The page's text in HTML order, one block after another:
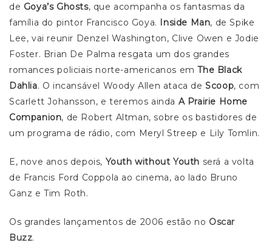
de Goya’s Ghosts, que acompanha os fantasmas da
família do pintor Francisco Goya. Inside Man, de Spike
Lee, vai reunir Denzel Washington, Clive Owen e Jodie
Foster. Brian De Palma resgata um dos grandes
romances policiais norte-americanos emThe Black
Dahlia. O incansável Woody Allen ataca deScoop, com
Scarlett Johansson, e teremos ainda A Prairie Home
Companion, de Robert Altman, sobre os bastidores de
um programa de rádio, com Meryl Streep e Lily Tomlin.
E, nove anos depois, Youth without Youth será a volta
de Francis Ford Coppola ao cinema, ao lado Bruno
Ganz e Tim Roth.
Os grandes lançamentos de 2006 estão no Oscar
Buzz.